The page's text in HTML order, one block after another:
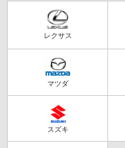
レクサス
マツダ
スズキ